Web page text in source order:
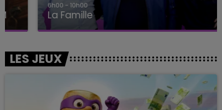
6h00 - 10h00
La Famille
LES JEUX